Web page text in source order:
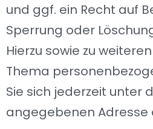
und ggf. ein Recht auf
Sperrung oder
Hierzu sowie zu
Thema
Sie sich jederzeit unter
angegebenen Adresse